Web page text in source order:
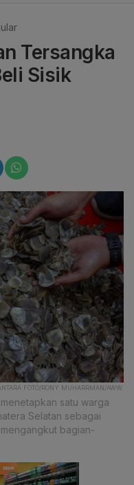
Tersangka
Sisik
FOTO/RONY MUHARRMAN/AWW.
satu warga
Selatan sebagai
bagian-